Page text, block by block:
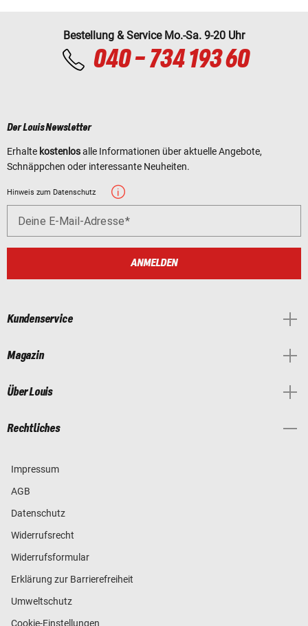
Bestellung & Service Mo.-Sa. 9-20 Uhr
040 - 734 193 60
Der Louis Newsletter
Erhalte kostenlosalle Informationen über aktuelle Angebote,
Schnäppchen oder interessante Neuheiten.
Hinweis zum Datenschutz
Deine E-Mail-Adresse
ANMELDEN
Kundenservice
Magazin
Über Louis
Rechtliches
Impressum
AGB
Datenschutz
Widerrufsrecht
Widerrufsformular
Erklärung zur Barrierefreiheit
Umweltschutz
Cookie-Einstellungen